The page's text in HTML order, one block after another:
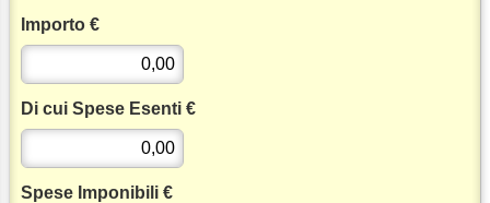
Importo €
Di cui Spese Esenti €
Spese Imponibili €